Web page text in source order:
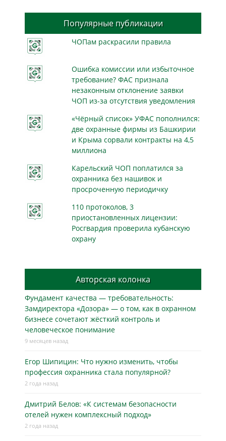
Популярные публикации
ЧОПам раскрасили правила
Ошибка комиссии или избыточное
требование? ФАС признала
незаконным отклонение заявки
ЧОП из-за отсутствия уведомления
«Чёрный список» УФАС пополнился:
две охранные фирмы из Башкирии
и Крыма сорвали контракты на 4,5
миллиона
Карельский ЧОП поплатился за
охранника без нашивок и
просроченную периодичку
110 протоколов, 3
приостановленных лицензии:
Росгвардия проверила кубанскую
охрану
Авторская колонка
Фундамент качества — требовательность:
Замдиректора «Дозора» — о том, как в охранном
бизнесe сочетают жёсткий контроль и
человеческое понимание
9 месяцев назад
Егор Шипицин: Что нужно изменить, чтобы
профессия охранника стала популярной?
2 года назад
Дмитрий Белов: «К системам безопасности
отелей нужен комплексный подход»
2 года назад